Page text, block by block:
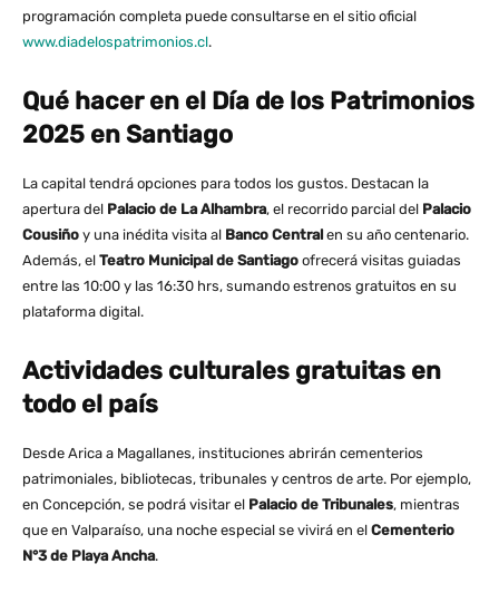
programación completa puede consultarse en el sitio oficial
www.diadelospatrimonios.cl.
Qué hacer en el Día de los Patrimonios
2025 en Santiago
La capital tendrá opciones para todos los gustos. Destacan la
apertura del Palacio de La Alhambra, el recorrido parcial del Palacio
Cousiño y una inédita visita al Banco Centralen su año centenario.
Además, el Teatro Municipal de Santiago ofrecerá visitas guiadas
entre las 10:00 y las 16:30 hrs, sumando estrenos gratuitos en su
plataforma digital.
Actividades culturales gratuitas en
todo el país
Desde Arica a Magallanes, instituciones abrirán cementerios
patrimoniales, bibliotecas, tribunales y centros de arte. Por ejemplo,
en Concepción, se podrá visitar el Palacio de Tribunales, mientras
que en Valparaíso, una noche especial se vivirá en el Cementerio
N°3 de Playa Ancha.